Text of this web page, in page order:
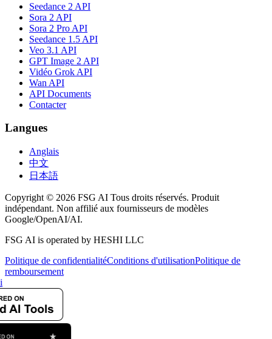
Seedance 2 API
Sora 2 API
Sora 2 Pro API
Seedance 1.5 API
Veo 3.1 API
GPT Image 2 API
Vidéo Grok API
Wan API
API Documents
Contacter
Langues
Anglais
中文
日本語
Copyright © 2026 FSG AI Tous droits réservés. Produit
indépendant. Non affilié aux fournisseurs de modèles
Google/OpenAI/AI.
FSG AI is operated by HESHI LLC
Politique de confidentialitéConditions d'utilisationPolitique de
remboursement